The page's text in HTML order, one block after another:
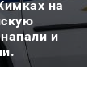
на
и